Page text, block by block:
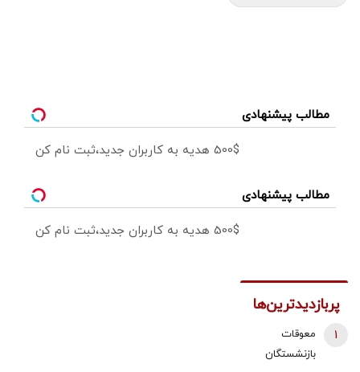
مطالب پیشنهادی
500$ هدیه به کاربران جدید،ثبت نام کن
مطالب پیشنهادی
500$ هدیه به کاربران جدید،ثبت نام کن
پربازدیدترین‌ها
معوقات
بازنشستگان
1